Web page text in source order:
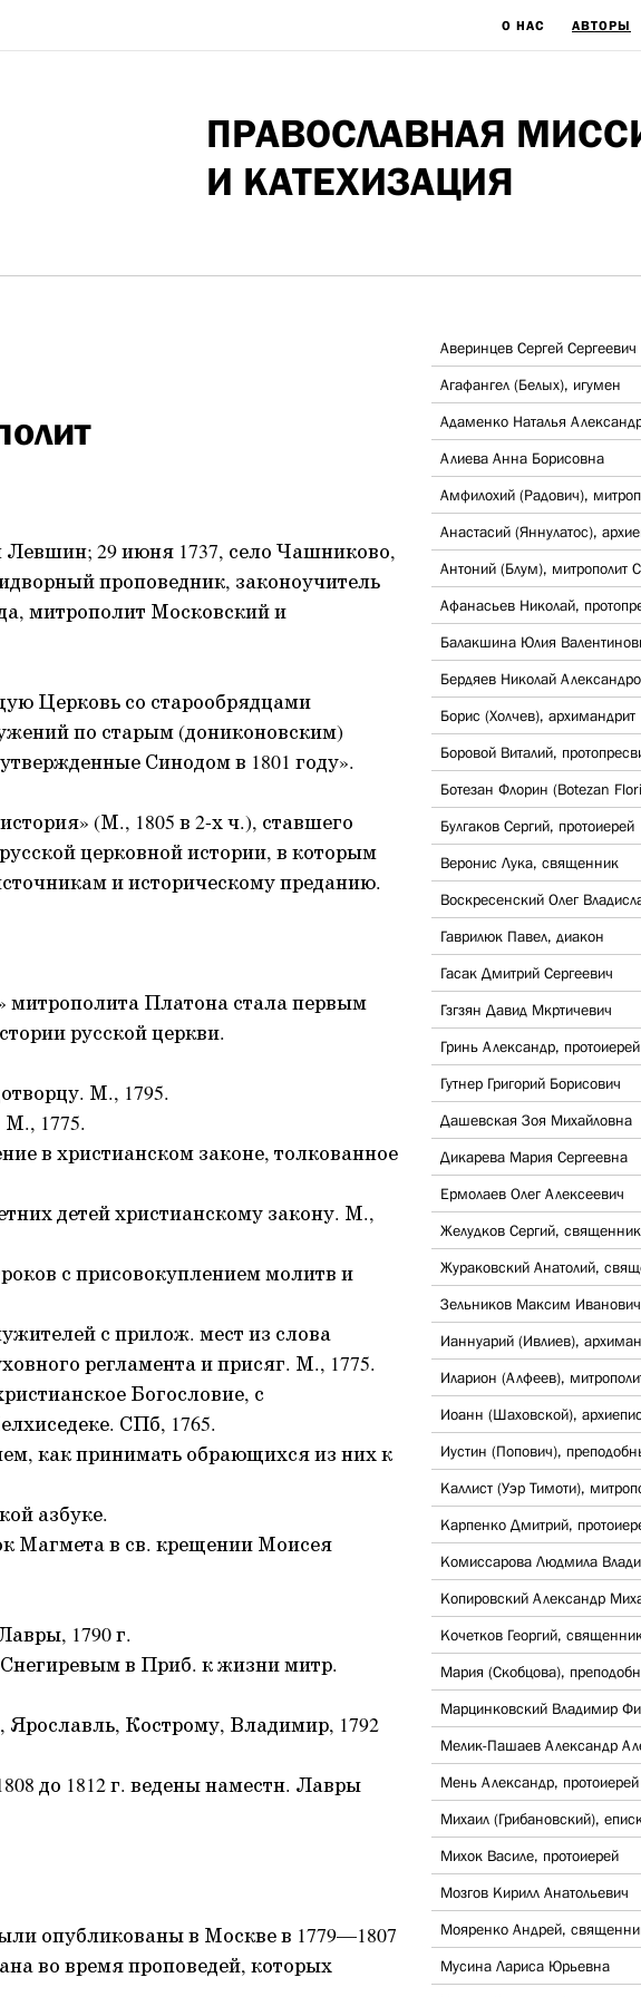
О НАС АВТОРЫ
ПРАВОСЛАВНАЯ
И КАТЕХИЗАЦИЯ
29 июня 1737, село Чашниково,
проповедник, законоучитель
митрополит Московский и
Церковь со старообрядцами
по старым (дониконовским)
Синодом в 1801 году».
(М., 1805 в 2-х ч.), ставшего
церковной истории, в которым
и историческому преданию.
митрополита Платона стала первым
русской церкви.
М., 1795.
1775.
в христианском законе, толкованное
детей христианскому закону. М.,
с присовокуплением молитв и
с прилож. мест из слова
регламента и присяг. М., 1775.
Богословие, с
СПб, 1765.
как принимать обрающихся из них к
азбуке.
Магмета в св. крещении Моисея
1790 г.
в Приб. к жизни митр.
Ярославль, Кострому, Владимир, 1792
до 1812 г. ведены наместн. Лавры
опубликованы в Москве в 1779—1807
во время проповедей, которых
Аверинцев Сергей Сергеевич
Агафангел (Белых), игумен
Адаменко Наталья
Алиева Анна Борисовна
Амфилохий (Радович),
Анастасий (Яннулатос),
Антоний (Блум), митрополит
Афанасьев Николай,
Балакшина Юлия
Бердяев Николай
Борис (Холчев), архимандрит
Боровой Виталий,
Ботезан Флорин (Botezan
Булгаков Сергий, протоиерей
Веронис Лука, священник
Воскресенский Олег
Гаврилюк Павел, диакон
Гасак Дмитрий Сергеевич
Гзгзян Давид Мкртичевич
Гринь Александр, протоиерей
Гутнер Григорий Борисович
Дашевская Зоя Михайловна
Дикарева Мария Сергеевна
Ермолаев Олег Алексеевич
Желудков Сергий, священник
Жураковский Анатолий,
Зельников Максим Иванович
Ианнуарий (Ивлиев),
Иларион (Алфеев),
Иоанн (Шаховской),
Иустин (Попович),
Каллист (Уэр Тимоти),
Карпенко Дмитрий,
Комиссарова Людмила
Копировский Александр
Кочетков Георгий,
Мария (Скобцова),
Марцинковский Владимир
Мелик-Пашаев Александр
Мень Александр, протоиерей
Михаил (Грибановский),
Михок Василе, протоиерей
Мозгов Кирилл Анатольевич
Мояренко Андрей,
Мусина Лариса Юрьевна